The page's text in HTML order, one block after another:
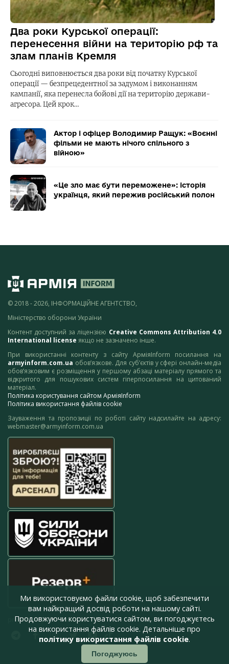
Два роки Курської операції:
перенесення війни на територію рф та
злам планів Кремля
Сьогодні виповнюється два роки від початку Курської
операції — безпрецедентної за задумом і виконанням
кампанії, яка перенесла бойові дії на територію держави-
агресора. Цей крок…
Актор і офіцер Володимир Ращук: «Воєнні
фільми не мають нічого спільного з
війною»
«Це зло має бути переможене»: історія
українця, який пережив російський полон
© 2018 - 2026, ІНФОРМАЦІЙНЕ АГЕНТСТВО,
Міністерство оборони України
Контент доступний за ліцензією Creative Commons Attribution 4.0
International license якщо не зазначено інше.
При використанні контенту з сайту АрміяInform посилання на
armyinform.com.ua обов’язкове. Для суб’єктів у сфері онлайн-медіа
обов’язковим є розміщення у першому абзаці матеріалу прямого та
відкритого для пошукових систем гіперпосилання на цитований
матеріал.
Політика користування сайтом АрміяInform
Політика використання файлів cookie
Зауваження та пропозиції по роботі сайту надсилайте на адресу:
webmaster@armyinform.com.ua
press@armyinform.com.ua
Ми використовуємо файли cookie, щоб забезпечити
вам найкращий досвід роботи на нашому сайті.
Продовжуючи користуватися сайтом, ви погоджуєтесь
на використання файлів cookie. Детальніше про
політику використання файлів cookie.
Погоджуюсь